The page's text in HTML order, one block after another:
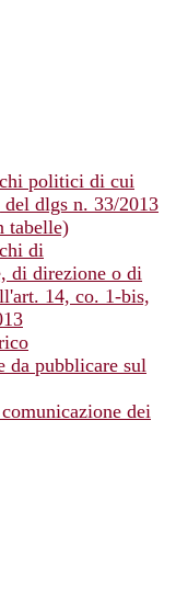
politici di cui
dlgs n. 33/2013
tabelle)
di
di direzione o di
14, co. 1-bis,
da pubblicare sul
dei